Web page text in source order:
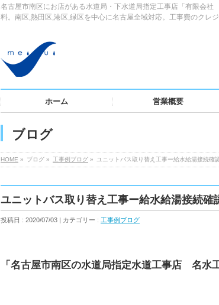
名古屋市南区にお店がある水道局・下水道局指定工事店「有限会
料。南区,熱田区,港区,緑区を中心に名古屋全域対応。工事費のクレ
ホーム 営業概要
ブログ
HOME » ブログ » 工事例ブログ » ユニットバス取り替え工事ー給水給湯接続確
ユニットバス取り替え工事ー給水給湯接続確
投稿日 : 2020/07/03 | カテゴリー : 工事例ブログ
「名古屋市南区の水道局指定水道工事店 名水